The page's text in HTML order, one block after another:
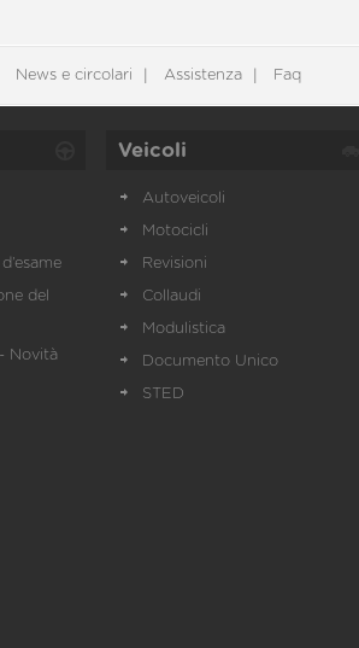
News e circolari Assistenza Faq
del
Novità
Veicoli
Autoveicoli
Motocicli
Revisioni
Collaudi
Modulistica
Documento Unico
STED